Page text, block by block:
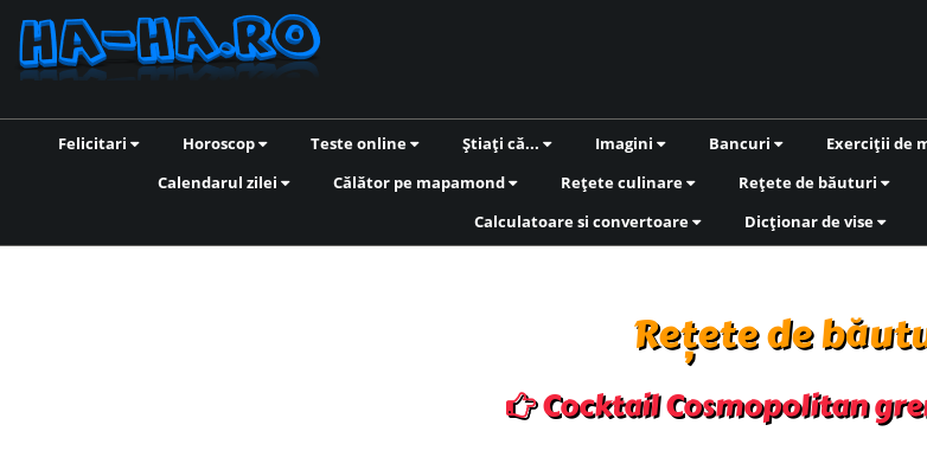
Felicitari Horoscop Teste online Știați că... Imagini Bancuri Exerciții de
Calendarul zilei
Călător pe mapamond Rețete culinare Rețete de băuturi
Calculatoare si convertoare
Dicționar de vise
Rețete de
Cocktail Cosmopolitan